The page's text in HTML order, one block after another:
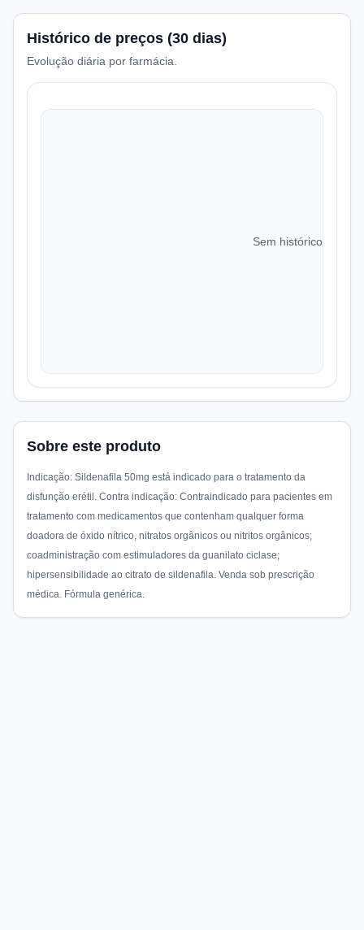
Histórico de preços (30 dias)
Evolução diária por farmácia.
Sem histórico de
Sobre este produto
Indicação: Sildenafila 50mg está indicado para o tratamento da
disfunção erétil. Contra indicação: Contraindicado para pacientes em
tratamento com medicamentos que contenham qualquer forma
doadora de óxido nítrico, nitratos orgânicos ou nitritos orgânicos;
coadministração com estimuladores da guanilato ciclase;
hipersensibilidade ao citrato de sildenafila. Venda sob prescrição
médica. Fórmula genérica.